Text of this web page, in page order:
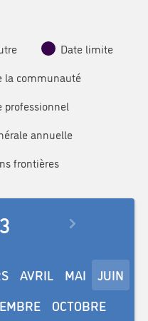
Date limite
la communauté
professionnel
annuelle
frontières
AVRIL MAI
JUIN
OCTOBRE